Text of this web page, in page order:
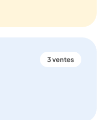
3 ventes